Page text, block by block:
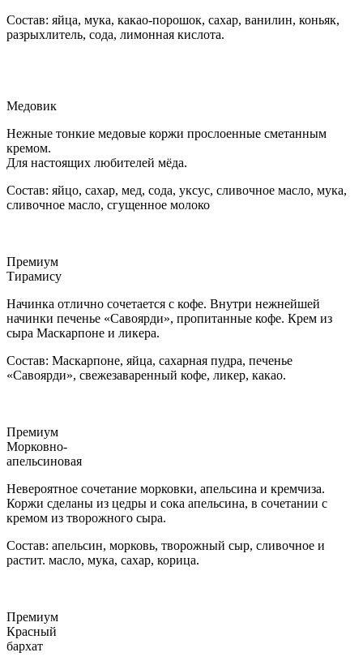
Состав: яйца, мука, какао-порошок, сахар, ванилин, коньяк,
разрыхлитель, сода, лимонная кислота.
Медовик
Нежные тонкие медовые коржи прослоенные сметанным
кремом.
Для настоящих любителей мёда.
Состав: яйцо, сахар, мед, сода, уксус, сливочное масло, мука,
сливочное масло, сгущенное молоко
Премиум
Тирамису
Начинка отлично сочетается с кофе. Внутри нежнейшей
начинки печенье «Савоярди», пропитанные кофе. Крем из
сыра Маскарпоне и ликера.
Состав: Маскарпоне, яйца, сахарная пудра, печенье
«Савоярди», свежезаваренный кофе, ликер, какао.
Премиум
Морковно-
апельсиновая
Невероятное сочетание морковки, апельсина и кремчиза.
Коржи сделаны из цедры и сока апельсина, в сочетании с
кремом из творожного сыра.
Состав: апельсин, морковь, творожный сыр, сливочное и
растит. масло, мука, сахар, корица.
Премиум
Красный
бархат